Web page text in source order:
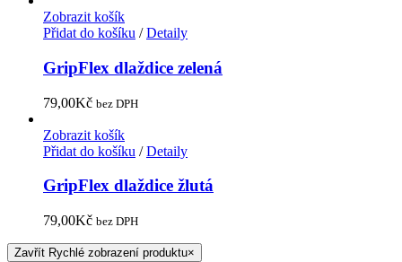
Zobrazit košík
Přidat do košíku / Detaily
GripFlex dlaždice zelená
79,00Kč bez DPH
Zobrazit košík
Přidat do košíku / Detaily
GripFlex dlaždice žlutá
79,00Kč bez DPH
Zavřít Rychlé zobrazení produktu×